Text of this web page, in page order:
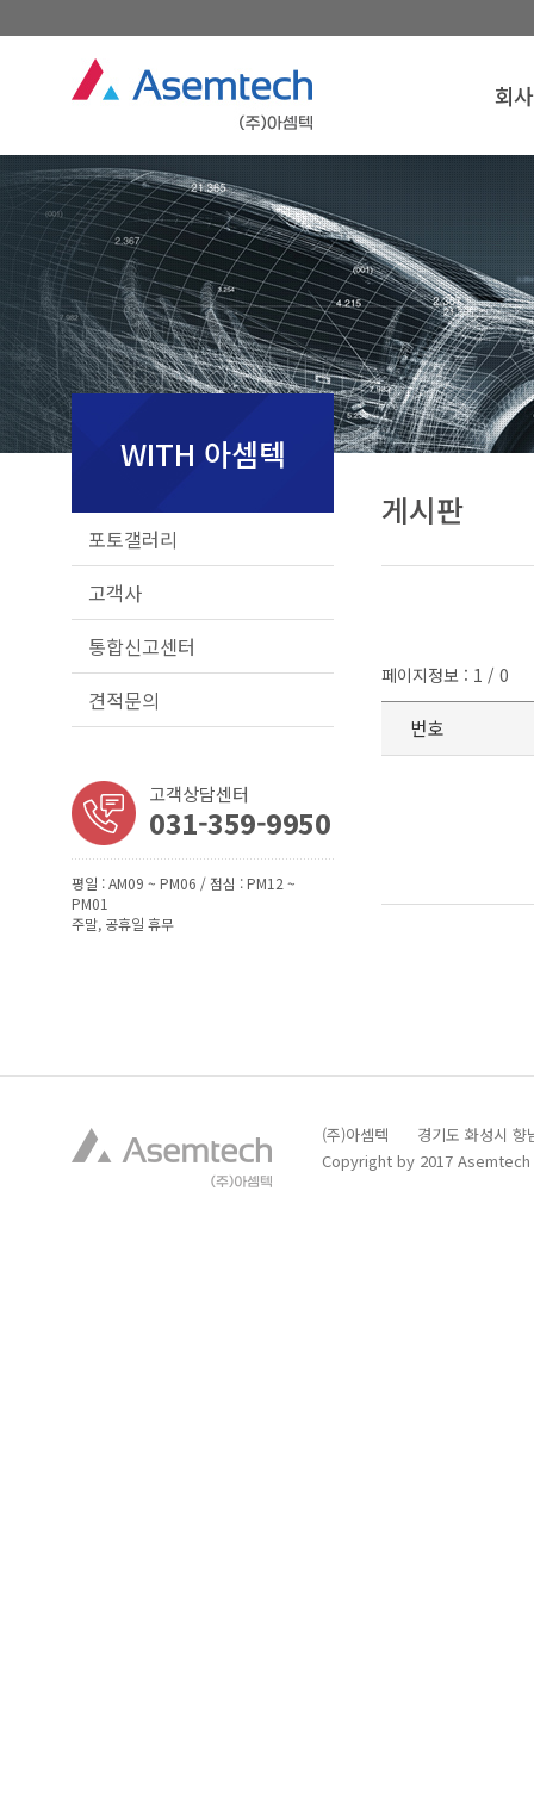
회
조
찾아
회
WITH 아셈텍
포토갤러리
고객사
통합신고센터
견적문의
고객상담센터
031-359-9950
평일 : AM09 ~ PM06 / 점심 : PM12 ~
PM01
주말, 공휴일 휴무
게시판
페이지정보 : 1 / 0
번호
(주)아셈텍 경기도 화성시
Copyright by 2017